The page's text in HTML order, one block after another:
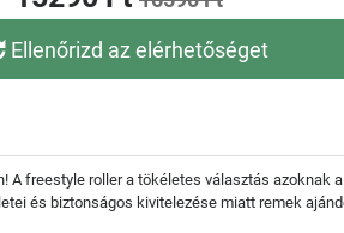
Ellenőrizd az elérhetőséget
A freestyle roller a tökéletes választás
és biztonságos kivitelezése miatt remek